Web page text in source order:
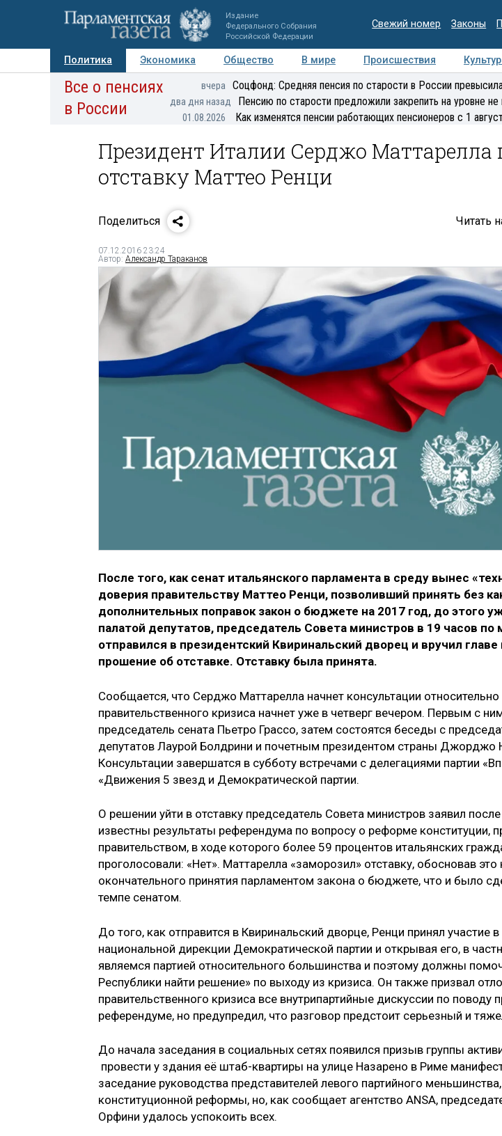
Издание
Федерального Собрания
Российской Федерации
Свежий номер Законы
Политика Экономика Общество В мире Происшествия
Авторы Персоны Мнения Регионы Медиацентр Интервью
Все о пенсиях
в России
вчера Соцфонд: Средняя пенсия по старости в России
два дня назад Пенсию по старости предложили закрепить на уровне
01.08.2026 Как изменятся пенсии работающих пенсионеров с 1
Президент Италии Серджо Маттарелла
отставку Маттео Ренци
Поделиться Читать
07.12.2016 23:24
Автор: Александр Тараканов
После того, как сенат итальянского парламента в среду вынес
доверия правительству Маттео Ренци, позволивший принять без
дополнительных поправок закон о бюджете на 2017 год, до этого
палатой депутатов, председатель Совета министров в 19 часов
отправился в президентский Квиринальский дворец и вручил главе
прошение об отставке. Отставку была принята.
Сообщается, что Серджо Маттарелла начнет консультации относительно
правительственного кризиса начнет уже в четверг вечером. Первым с
председатель сената Пьетро Грассо, затем состоятся беседы с
депутатов Лаурой Болдрини и почетным президентом страны Джорджо
Консультации завершатся в субботу встречами с делегациями партии
«Движения 5 звезд и Демократической партии.
О решении уйти в отставку председатель Совета министров заявил после
известны результаты референдума по вопросу о реформе конституции,
правительством, в ходе которого более 59 процентов итальянских
проголосовали: «Нет». Маттарелла «заморозил» отставку, обосновав
окончательного принятия парламентом закона о бюджете, что и было
темпе сенатом.
До того, как отправится в Квиринальский дворце, Ренци принял участие
национальной дирекции Демократической партии и открывая его, в
являемся партией относительного большинства и поэтому должны
Республики найти решение» по выходу из кризиса. Он также призвал
правительственного кризиса все внутрипартийные дискуссии по поводу
референдуме, но предупредил, что разговор предстоит серьезный и
До начала заседания в социальных сетях появился призыв группы
провести у здания её штаб-квартиры на улице Назарено в Риме
заседание руководства представителей левого партийного
конституционной реформы, но, как сообщает агентство ANSA,
Орфини удалось успокоить всех.